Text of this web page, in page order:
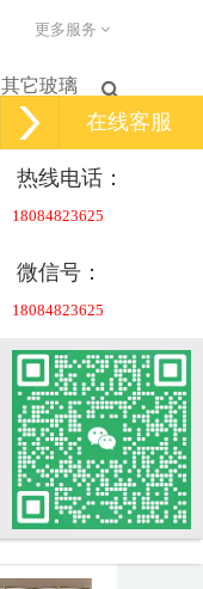
其它玻璃
更多服务
在线客服
热线电话：
18084823625
微信号：
18084823625